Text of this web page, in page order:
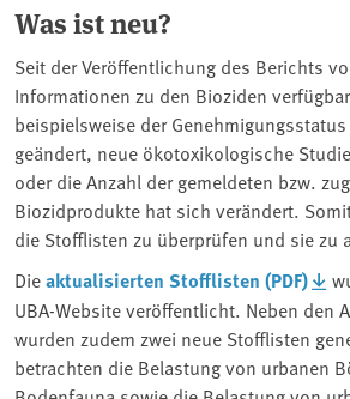
Was ist neu?
Seit der Veröffentlichung des Berichts
Informationen zu den Bioziden
beispielsweise der
geändert, neue ökotoxikologische
oder die Anzahl der gemeldeten bzw.
Biozidprodukte hat sich verändert.
die Stofflisten zu überprüfen und sie zu
Dieaktualisierten Stofflisten (PDF)
UBA-Website veröffentlicht. Neben den
wurden zudem zwei neue Stofflisten
betrachten die Belastung von urbanen